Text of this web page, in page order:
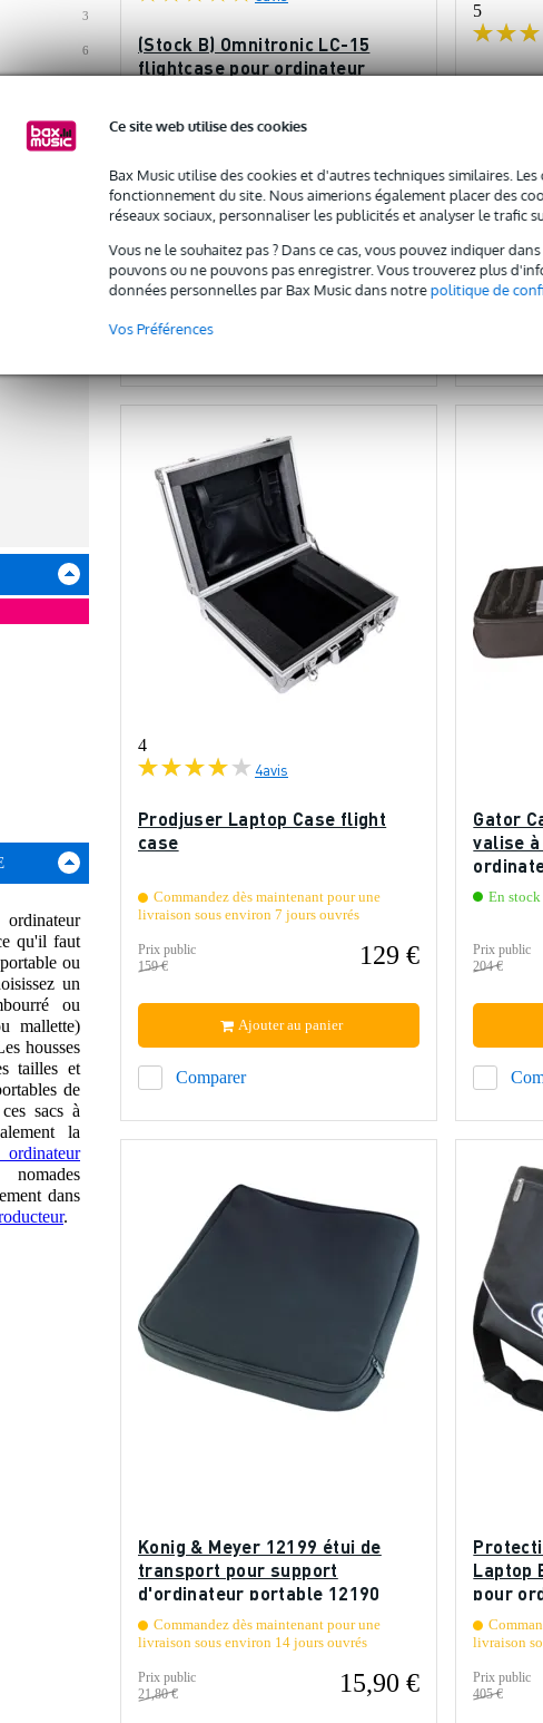
Ce site web utilise des cookies
Bax Music utilise des cookies et d'autres techniques similaires.
fonctionnement du site. Nous aimerions également placer des
réseaux sociaux, personnaliser les publicités et analyser le trafic
Vous ne le souhaitez pas ? Dans ce cas, vous pouvez indiquer
pouvons ou ne pouvons pas enregistrer. Vous trouverez plus
données personnelles par Bax Music dans notrepolitique de
Vos Préférences
3
6
meilleur
de vous
qu'il faut
ou
un
ou
mallette)
housses
tailles et
de
sacs à
la
dans
.
(Stock B) Omnitronic LC-15
flightcase pour ordinateur
- 10 % AVEC CODE : EXTRA10
Prix public
64 €
Ajouter au panier
5
Prix public
4
4avis
Prodjuser Laptop Case flight
case
Commandez dès maintenant pour une
livraison sous environ 7 jours ouvrés
Prix public
159 €
129 €
Comparer
Ajouter au panier
Gator
valise
En
Prix public
204 €
Konig & Meyer 12199 étui de
transport pour support
d'ordinateur portable 12190
Commandez dès maintenant pour une
livraison sous environ 14 jours ouvrés
Prix public
21,80 €
15,90 €
Laptop
pour
livraison
Prix public
405 €